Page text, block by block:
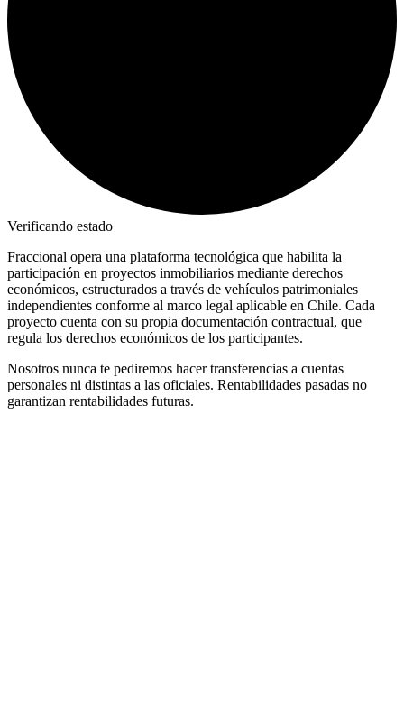
Verificando estado
Fraccional opera una plataforma tecnológica que habilita la
participación en proyectos inmobiliarios mediante derechos
económicos, estructurados a través de vehículos patrimoniales
independientes conforme al marco legal aplicable en Chile. Cada
proyecto cuenta con su propia documentación contractual, que
regula los derechos económicos de los participantes.
Nosotros nunca te pediremos hacer transferencias a cuentas
personales ni distintas a las oficiales. Rentabilidades pasadas no
garantizan rentabilidades futuras.